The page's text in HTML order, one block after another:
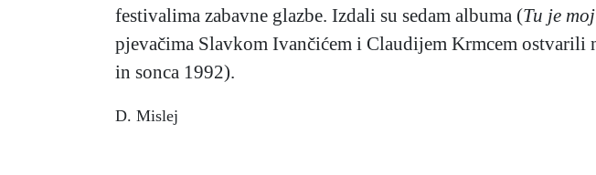
festivalima zabavne glazbe. Izdali su sedam albuma (Tu je
pjevačima Slavkom Ivančićem i Claudijem Krmcem ostvarili
in sonca 1992).
D. Mislej